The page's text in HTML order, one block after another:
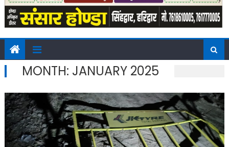
MONTH: JANUARY 2025